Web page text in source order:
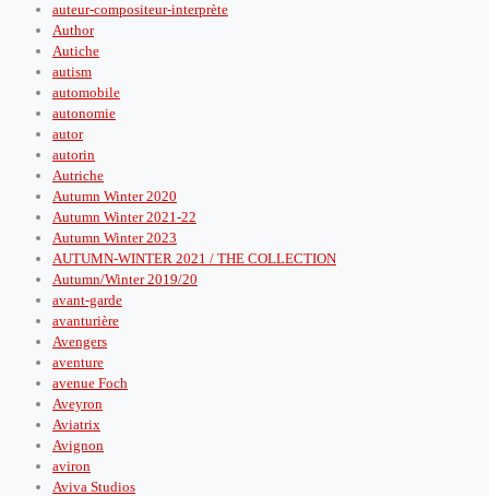
auteur-compositeur-interprète
Author
Autiche
autism
automobile
autonomie
autor
autorin
Autriche
Autumn Winter 2020
Autumn Winter 2021-22
Autumn Winter 2023
AUTUMN-WINTER 2021 / THE COLLECTION
Autumn/Winter 2019/20
avant-garde
avanturière
Avengers
aventure
avenue Foch
Aveyron
Aviatrix
Avignon
aviron
Aviva Studios